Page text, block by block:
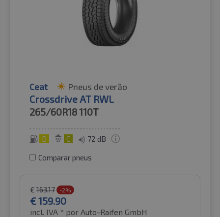
Ceat Pneus de verão
Crossdrive AT RWL
265/60R18110T
D C 72 dB
Comparar pneus
€ 163.17 -2%
€159.90
incl. IVA * por Auto-Raifen GmbH